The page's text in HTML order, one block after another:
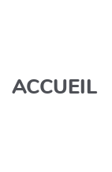
Aller au
ACCUEIL